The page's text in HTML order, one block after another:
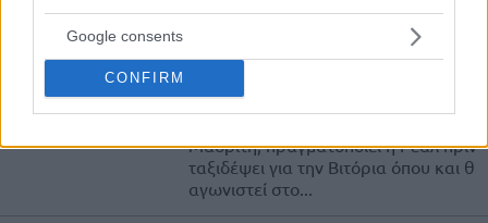
Google consents
CONFIRM
Η έκπληξη του Νοτσιόνι στην
προπόνηση της Ρεάλ! (video)
Μαδρίτη, πραγματοποιεί η Ρεάλ πριν
ταξιδέψει για την Βιτόρια όπου και θ
αγωνιστεί στο...